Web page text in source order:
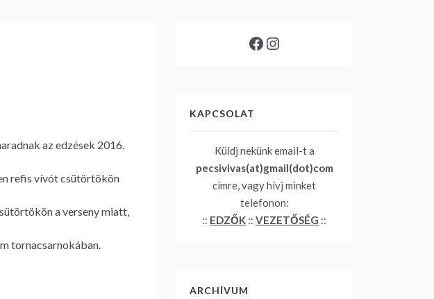
az edzések 2016.
refis vívót csütörtökön
a verseny miatt,
tornacsarnokában.
Facebook
Instagram
KAPCSOLAT
Küldj nekünk email-t a
pecsivivas(at)gmail(dot)com
címre, vagy hívj minket
telefonon:
:: EDZŐK :: VEZETŐSÉG ::
ARCHÍVUM